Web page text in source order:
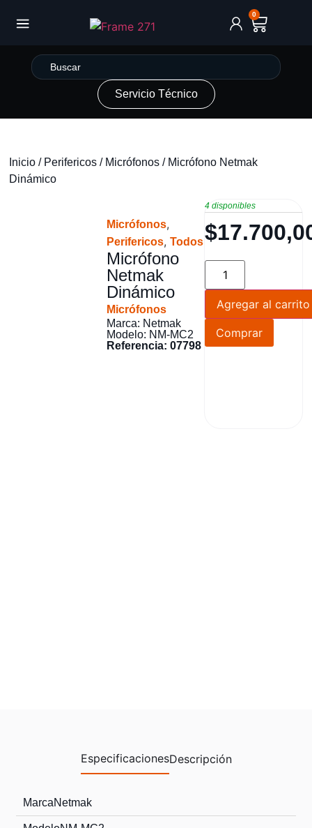
0
Servicio Técnico
Inicio / Perifericos / Micrófonos / Micrófono Netmak
Dinámico
Micrófonos,
Perifericos, Todos
Micrófono
Netmak
Dinámico
Micrófonos
Marca: Netmak
Modelo: NM-MC2
Referencia: 07798
4 disponibles
$
Agregar al carrito
Comprar
EspecificacionesDescripción
MarcaNetmak